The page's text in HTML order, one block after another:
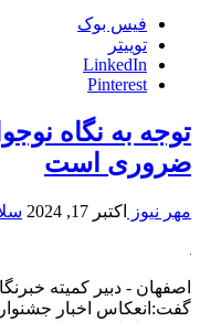
فیس بوک
توییتر
LinkedIn
Pinterest
توجه به نگاه
ضروری است
مهر نیوز اکتبر 17, 2024
اصفهان - دبیر کمیته
گفت:انعکاس اخبار